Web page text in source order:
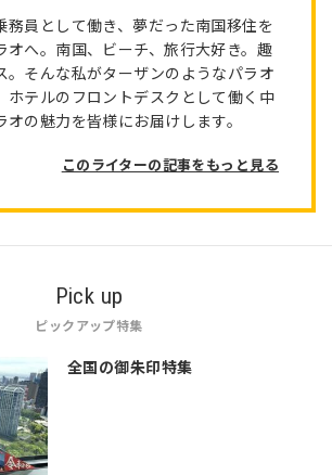
務員として働き、夢だった南国移住を
オへ。南国、ビーチ、旅行大好き。趣
。そんな私がターザンのようなパラオ
ホテルのフロントデスクとして働く中
の魅力を皆様にお届けします。
このライターの記事をもっと見る
Pick up
ピックアップ特集
全国の御朱印特集